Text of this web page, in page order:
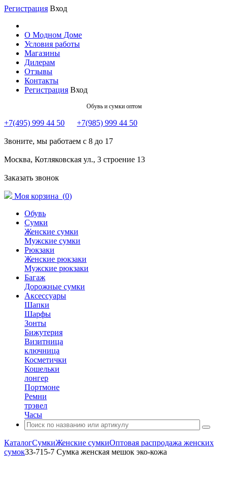
Регистрация Вход
О Модном Доме
Условия работы
Магазины
Дилерам
Отзывы
Контакты
Регистрация Вход
Обувь и сумки оптом
+7(495) 999 44 50 +7(985) 999 44 50
Звоните, мы работаем с 8 до 17
Москва, Котляковская ул., 3 строение 13
Заказать звонок
Моя корзина (0)
Обувь
Сумки
Женские сумки
Мужские сумки
Рюкзаки
Женские рюкзаки
Мужские рюкзаки
Багаж
Дорожные сумки
Аксессуары
Шапки
Шарфы
Зонты
Бижутерия
Визитница
ключница
Косметички
Кошельки
лонгер
Портмоне
Ремни
трэвел
Часы
КаталогСумкиЖенские сумкиОптовая распродажа женских
сумок33-715-7 Сумка женская мешок эко-кожа